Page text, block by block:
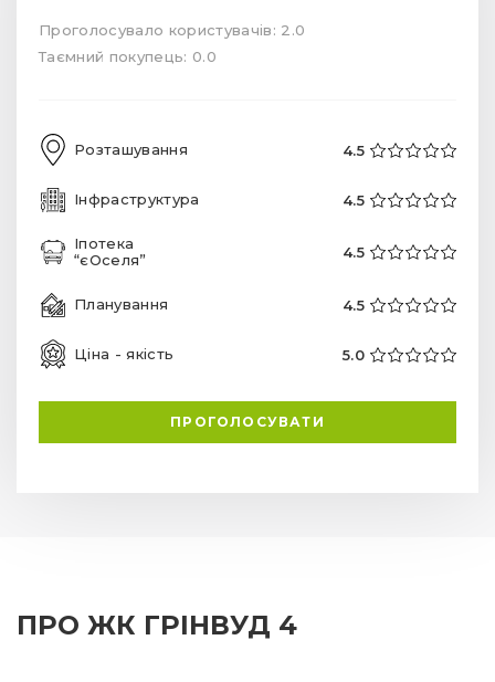
Проголосувало користувачів: 2.0
Таємний покупець: 0.0
Розташування 4.5
Інфраструктура 4.5
Іпотека
“єОселя”
4.5
Планування 4.5
Ціна - якість 5.0
ПРОГОЛОСУВАТИ
ПРО ЖК ГРІНВУД 4